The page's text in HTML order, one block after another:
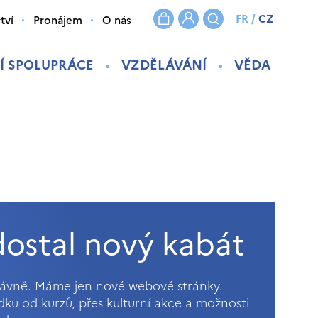
SPOLUPRÁCE VZDĚLÁVÁNÍ VĚDA
Pronájem O nás FR/CZ
nový kabát
Máme jen nové webové stránky.
od kurzů, přes kulturní akce a možnosti